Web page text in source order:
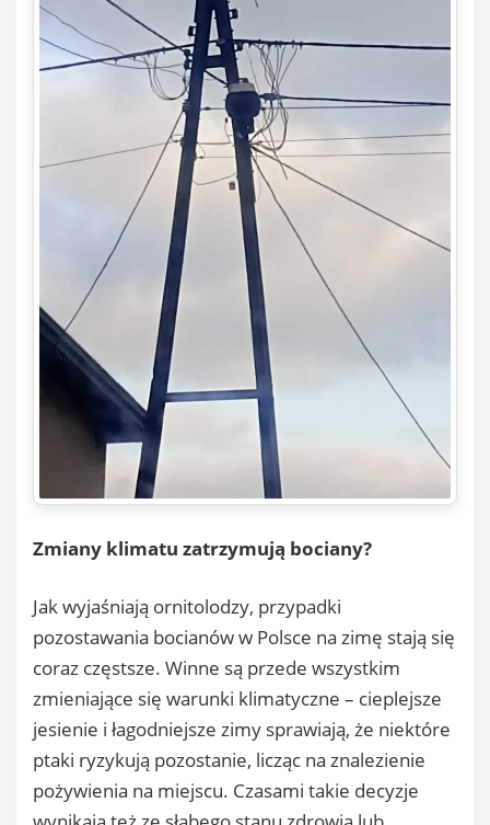
Zmiany klimatu zatrzymują bociany?
Jak wyjaśniają ornitolodzy, przypadki
pozostawania bocianów w Polsce na zimę stają się
coraz częstsze. Winne są przede wszystkim
zmieniające się warunki klimatyczne – cieplejsze
jesienie i łagodniejsze zimy sprawiają, że niektóre
ptaki ryzykują pozostanie, licząc na znalezienie
pożywienia na miejscu. Czasami takie decyzje